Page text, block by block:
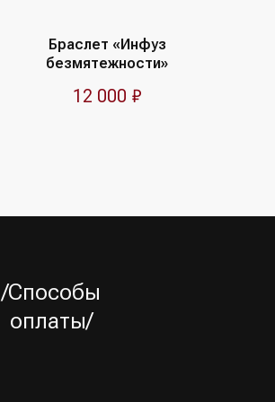
Браслет «Инфуз
безмятежности»
12 000 ₽
/Способы
оплаты/